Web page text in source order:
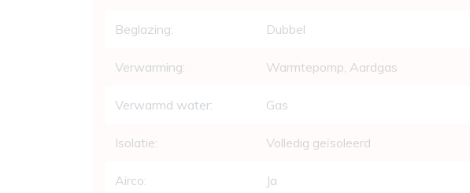
Beglazing: Dubbel
Verwarming: Warmtepomp, Aardgas
Verwarmd water: Gas
Isolatie: Volledig geïsoleerd
Airco: Ja